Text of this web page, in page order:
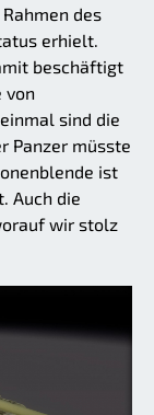
des
erhielt.
beschäftigt
von
sind die
Panzer müsste
ist
Auch die
wir stolz